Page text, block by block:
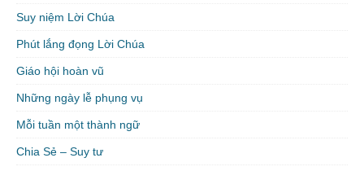
Suy niệm Lời Chúa
Phút lắng đọng Lời Chúa
Giáo hội hoàn vũ
Những ngày lễ phụng vụ
Mỗi tuần một thành ngữ
Chia Sẻ – Suy tư